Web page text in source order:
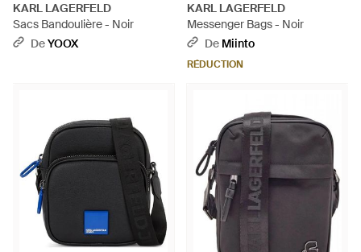
KARL LAGERFELD
Sacs Bandoulière - Noir
DeYOOX
KARL LAGERFELD
Messenger Bags - Noir
De Miinto
RÉDUCTION